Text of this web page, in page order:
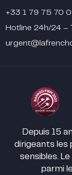
+33 1 79 75 70
Hotline 24h/24 –
Depuis 15
dirigeants les
sensibles.
parmi